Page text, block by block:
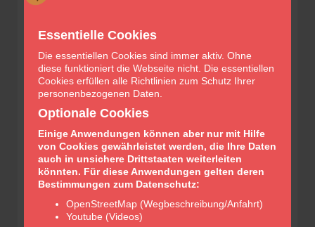
Glocken-Apotheke Apolda
Inhaber/in Dr. Annett Fischer e.K.
Robert-Koch-Straße 6
99510 Apolda
TEL:0 36 44 / 56 21 30
0 36 44 / 55 03 69
E-MAIL: info@glockenapotheke-apolda.de
Essentielle Cookies
Die essentiellen Cookies sind immer aktiv. Ohne
diese funktioniert die Webseite nicht. Die essentiellen
Cookies erfüllen alle Richtlinien zum Schutz Ihrer
personenbezogenen Daten.
Optionale Cookies
Einige Anwendungen können aber nur mit Hilfe
von Cookies gewährleistet werden, die Ihre Daten
auch in unsichere Drittstaaten weiterleiten
könnten. Für diese Anwendungen gelten deren
Bestimmungen zum Datenschutz:
OpenStreetMap (Wegbeschreibung/Anfahrt)
Youtube (Videos)